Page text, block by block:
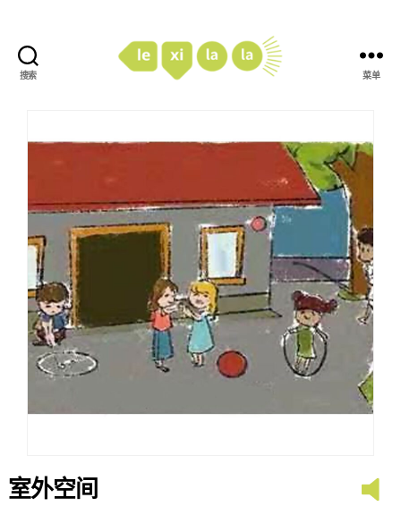
搜索 菜单
室外空间